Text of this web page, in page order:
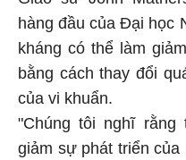
hàng đầu của Đại học
kháng có thể làm
bằng cách thay đổi
của vi khuẩn.
"Chúng tôi nghĩ rằng
giảm sự phát triển